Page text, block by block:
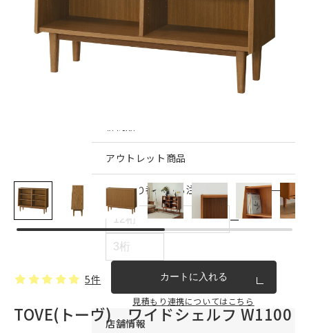
ファブリック雑貨
インテリア雑貨・その他
アウトレット商品
見積もり番号から注文する
ー
カートに入れる
見積もり連携についてはこちら
店舗情報
5件
TOVE(トーヴ) ワイドシェルフ W1100